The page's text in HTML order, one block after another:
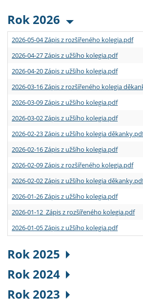
Rok 2026
2026-05-04 Zápis z rozšířeného kolegia.pdf
2026-04-27 Zápis z užšího kolegia.pdf
2026-04-20 Zápis z užšího kolegia.pdf
2026-03-16 Zápis z rozšířeného kolegia
2026-03-09 Zápis z užšího kolegia.pdf
2026-03-02 Zápis z užšího kolegia.pdf
2026-02-23 Zápis z užšího kolegia
2026-02-16 Zápis z užšího kolegia.pdf
2026-02-09 Zápis z rozšířeného kolegia.pdf
2026-02-02 Zápis z užšího kolegia
2026-01-26 Zápis z užšího kolegia.pdf
2026-01-12 Zápis z rozšířeného kolegia.pdf
2026-01-05 Zápis z užšího kolegia.pdf
Rok 2025
Rok 2024
Rok 2023